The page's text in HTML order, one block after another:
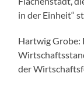
in der Einheit“
Hartwig Grobe:
der